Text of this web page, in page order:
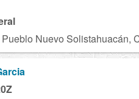
Nuevo Solistahuacán,